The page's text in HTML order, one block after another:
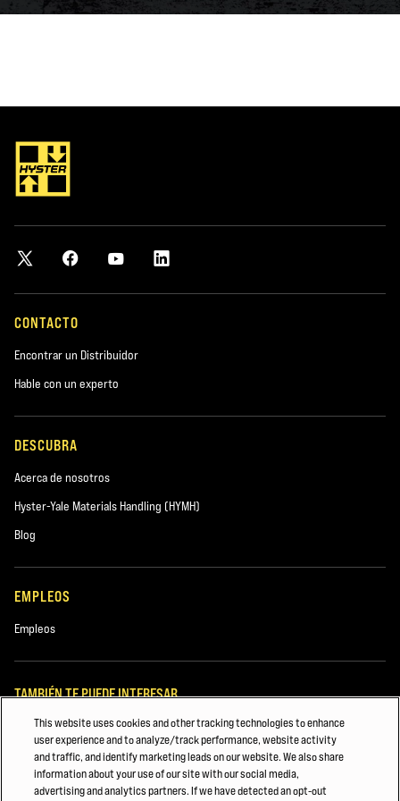
CONTACTO
Encontrar un Distribuidor
Hable con un experto
DESCUBRA
Acerca de nosotros
Hyster-Yale Materials Handling (HYMH)
Blog
EMPLEOS
Empleos
TAMBIÉN TE PUEDE INTERESAR
ALPHEN AAN DE RIJN, PAÍSES BAJOS
REPÚBLICA CHECA
This website uses cookies and other tracking technologies to enhance
user experience and to analyze/track performance, website activity
and traffic, and identify marketing leads on our website. We also share
information about your use of our site with our social media,
advertising and analytics partners. If we have detected an opt-out